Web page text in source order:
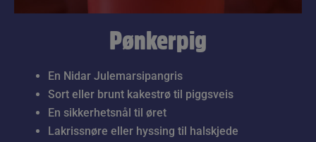
Pønkerpig
En Nidar Julemarsipangris
Sort eller brunt kakestrø til piggsveis
En sikkerhetsnål til øret
Lakrissnøre eller hyssing til halskjede